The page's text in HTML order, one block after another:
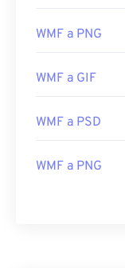
WMF a PNG
WMF a GIF
WMF a PSD
WMF a PNG